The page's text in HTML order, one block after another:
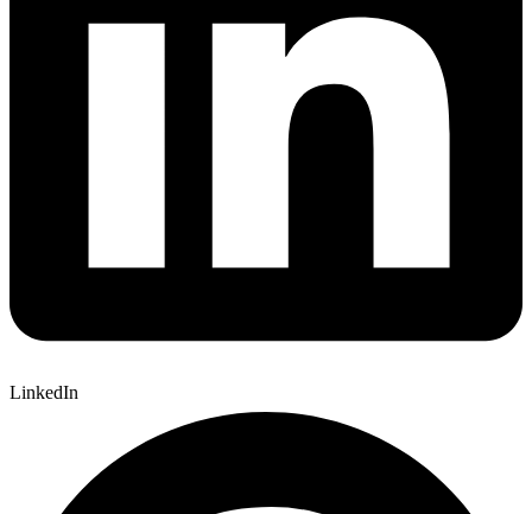
LinkedIn